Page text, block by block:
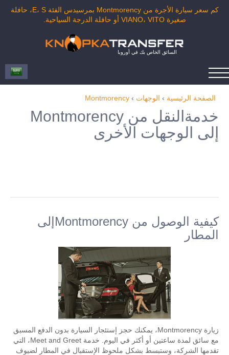
كم سعر سيارة الأجرة من Montmorency بمرسيدس الفئة E، S، حافلة
صغيرة VIANO، VITO أو حافلة الدرجة السياحية.
السائق الخاص بك في أوروبا
الصفحة الرئيسية › الوجهات ›
Montmorency
خدمةالنقل من Montmorency
إلى الوجهات الأخرى
كيفية الوصول من Montmorencyإلى
المطار
زيارة Montmorency، يمكنك حجز إستئجار السيارة بدون الدفع المسبق
مع سائق لمدة ساعتين أو أكثر في اليوم. خدمة Meet and Greet، التي
تقدمها الشركة، وستبسط بشكل ملحوظ الإستقبال في المطار لضيوف